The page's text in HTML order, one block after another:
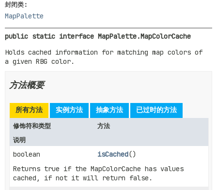
封闭类:
MapPalette
public static interface MapPalette.MapColorCache
Holds cached information for matching map colors of
a given RBG color.
方法概要
所有方法 实例方法 抽象方法 已过时的方法
修饰符和类型
方法
说明
boolean isCached()
Returns true if the MapColorCache has values
cached, if not it will return false.